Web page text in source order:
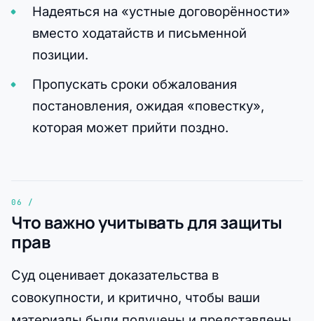
Надеяться на «устные договорённости»
вместо ходатайств и письменной
позиции.
Пропускать сроки обжалования
постановления, ожидая «повестку»,
которая может прийти поздно.
Что важно учитывать для защиты
прав
Суд оценивает доказательства в
совокупности, и критично, чтобы ваши